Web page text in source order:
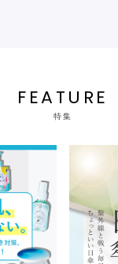
FEATURE
特集